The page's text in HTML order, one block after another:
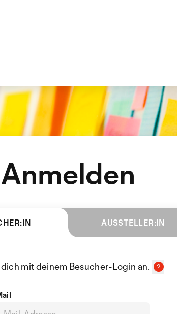
Anmelden
AUSSTELLER:IN
mit deinem Besucher-Login an.